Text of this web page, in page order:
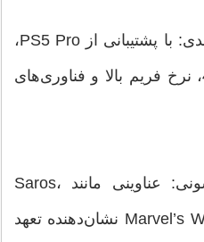
• گرافیک و عملکرد نسل بعدی: با پشتیبانی از PS5 Pro،
این بازی‌ها از رزولوشن 4K، نرخ فریم بالا و فناوری‌های
• انحصاری‌های قدرتمند سونی: عناوینی مانند Saros،
Ghost of Yotei و Marvel’s Wolverine نشان‌دهنده تعهد